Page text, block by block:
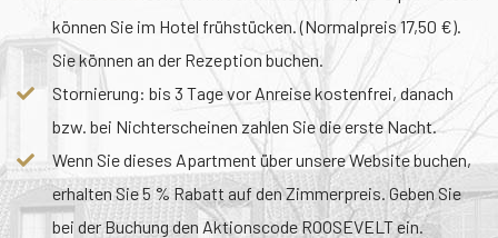
können Sie im Hotel frühstücken. (Normalpreis 17,50 €).
Sie können an der Rezeption buchen.
Stornierung: bis 3 Tage vor Anreise kostenfrei, danach
bzw. bei Nichterscheinen zahlen Sie die erste Nacht.
Wenn Sie dieses Apartment über unsere Website buchen,
erhalten Sie 5 % Rabatt auf den Zimmerpreis. Geben Sie
bei der Buchung den Aktionscode ROOSEVELT ein.